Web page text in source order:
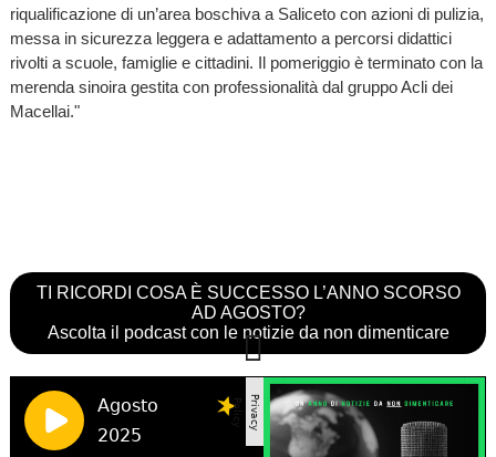
riqualificazione di un’area boschiva a Saliceto con azioni di pulizia,
messa in sicurezza leggera e adattamento a percorsi didattici
rivolti a scuole, famiglie e cittadini. Il pomeriggio è terminato con la
merenda sinoira gestita con professionalità dal gruppo Acli dei
Macellai."
TI RICORDI COSA È SUCCESSO L’ANNO SCORSO
AD AGOSTO?
Ascolta il podcast con le notizie da non dimenticare